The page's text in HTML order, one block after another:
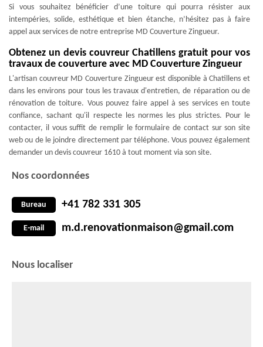
Si vous souhaitez bénéficier d’une toiture qui pourra résister aux
intempéries, solide, esthétique et bien étanche, n’hésitez pas à faire
appel aux services de notre entreprise MD Couverture Zingueur.
Obtenez un devis couvreur Chatillens gratuit pour vos
travaux de couverture avec MD Couverture Zingueur
L'artisan couvreur MD Couverture Zingueur est disponible à Chatillens et
dans les environs pour tous les travaux d'entretien, de réparation ou de
rénovation de toiture. Vous pouvez faire appel à ses services en toute
confiance, sachant qu'il respecte les normes les plus strictes. Pour le
contacter, il vous suffit de remplir le formulaire de contact sur son site
web ou de le joindre directement par téléphone. Vous pouvez également
demander un devis couvreur 1610 à tout moment via son site.
Nos coordonnées
Bureau +41 782 331 305
E-mail m.d.renovationmaison@gmail.com
Nous localiser